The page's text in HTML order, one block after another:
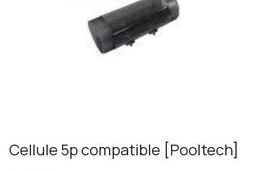
Cellule 5p compatible [Pooltech]